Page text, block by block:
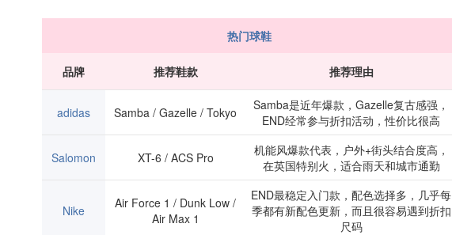
热门球鞋
品牌 推荐鞋款 推荐理由
adidas Samba / Gazelle / Tokyo
Samba是近年爆款，Gazelle复古感强，
END经常参与折扣活动，性价比很高
Salomon XT-6 / ACS Pro
机能风爆款代表，户外+街头结合度高，
在英国特别火，适合雨天和城市通勤
Nike
Air Force 1 / Dunk Low /
Air Max 1
END最稳定入门款，配色选择多，几乎每
季都有新配色更新，而且很容易遇到折扣
尺码